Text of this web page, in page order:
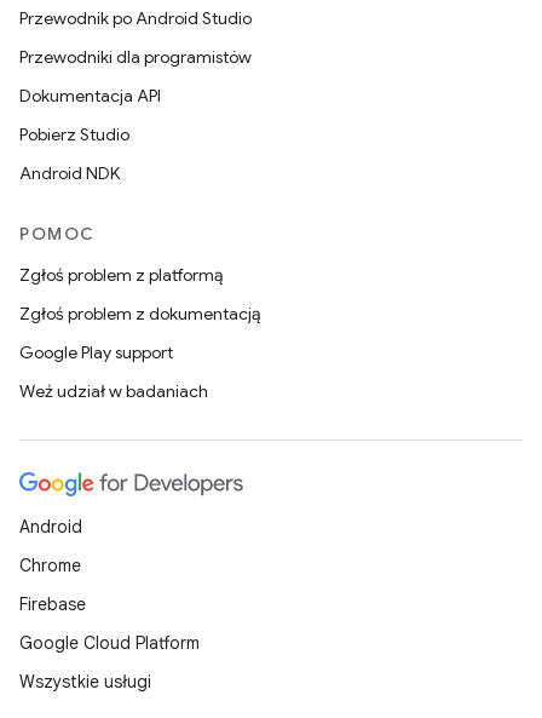
Przewodnik po Android Studio
Przewodniki dla programistów
Dokumentacja API
Pobierz Studio
Android NDK
POMOC
Zgłoś problem z platformą
Zgłoś problem z dokumentacją
Google Play support
Weź udział w badaniach
Android
Chrome
Firebase
Google Cloud Platform
Wszystkie usługi